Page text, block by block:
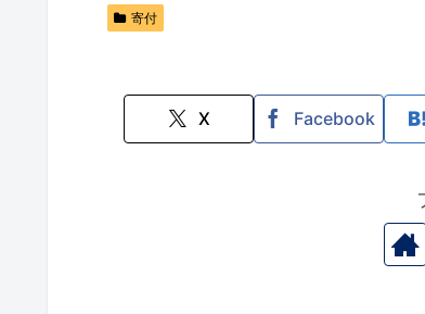
寄付
X Facebook